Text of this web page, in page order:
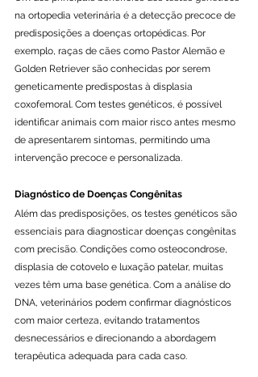
na ortopedia veterinária é a detecção precoce de
predisposições a doenças ortopédicas. Por
exemplo, raças de cães como Pastor Alemão e
Golden Retriever são conhecidas por serem
geneticamente predispostas à displasia
coxofemoral. Com testes genéticos, é possível
identificar animais com maior risco antes mesmo
de apresentarem sintomas, permitindo uma
intervenção precoce e personalizada.
Diagnóstico de Doenças Congênitas
Além das predisposições, os testes genéticos são
essenciais para diagnosticar doenças congênitas
com precisão. Condições como osteocondrose,
displasia de cotovelo e luxação patelar, muitas
vezes têm uma base genética. Com a análise do
DNA, veterinários podem confirmar diagnósticos
com maior certeza, evitando tratamentos
desnecessários e direcionando a abordagem
terapêutica adequada para cada caso.